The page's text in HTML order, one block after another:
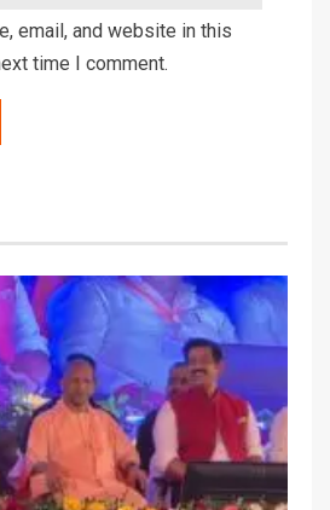
email, and website in this
time I comment.